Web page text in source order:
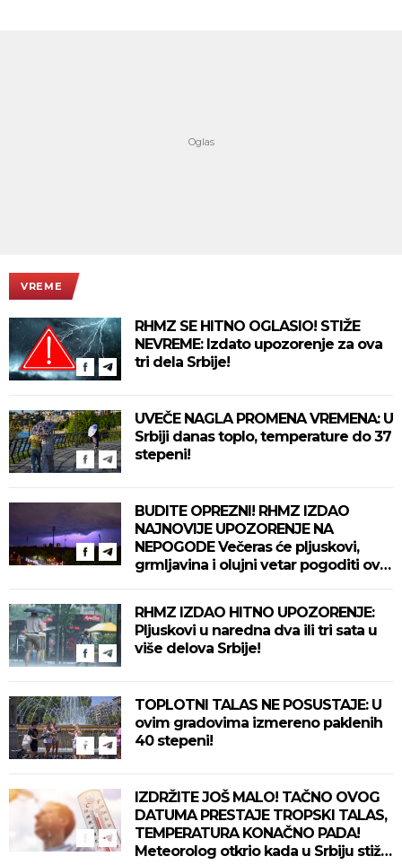
VREME
RHMZ SE HITNO OGLASIO! STIŽE
NEVREME: Izdato upozorenje za ova
tri dela Srbije!
UVEČE NAGLA PROMENA VREMENA: U
Srbiji danas toplo, temperature do 37
stepeni!
BUDITE OPREZNI! RHMZ IZDAO
NAJNOVIJE UPOZORENJE NA
NEPOGODE Večeras će pljuskovi,
grmljavina i olujni vetar pogoditi ove
RHMZ IZDAO HITNO UPOZORENJE:
Pljuskovi u naredna dva ili tri sata u
više delova Srbije!
TOPLOTNI TALAS NE POSUSTAJE: U
ovim gradovima izmereno paklenih
40 stepeni!
IZDRŽITE JOŠ MALO! TAČNO OVOG
DATUMA PRESTAJE TROPSKI TALAS,
TEMPERATURA KONAČNO PADA!
Meteorolog otkrio kada u Srbiju stiže